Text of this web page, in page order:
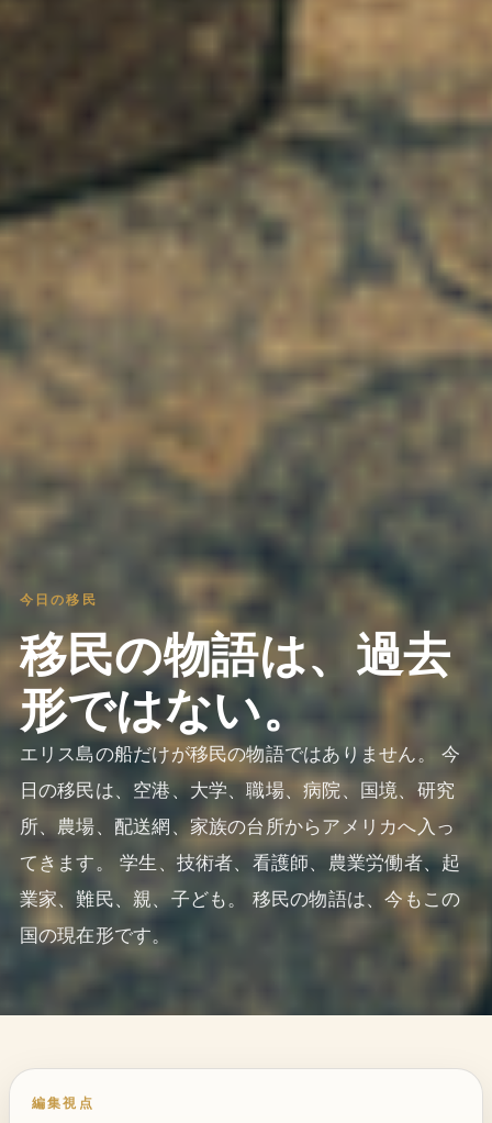
今日の移民
移民の物語は、過去
形ではない。
エリス島の船だけが移民の物語ではありません。 今
日の移民は、空港、大学、職場、病院、国境、研究
所、農場、配送網、家族の台所からアメリカへ入っ
てきます。 学生、技術者、看護師、農業労働者、起
業家、難民、親、子ども。 移民の物語は、今もこの
国の現在形です。
編集視点